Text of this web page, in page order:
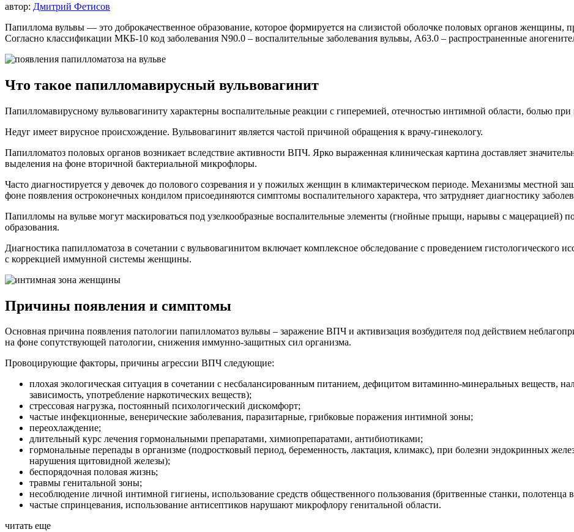
автор: Дмитрий Фетисов
Папиллома вульвы — это доброкачественное образование, которое формируется на слизистой оболочке половых органов женщины,
Согласно классификации МКБ-10 код заболевания N90.0 – воспалительные заболевания вульвы, А63.0 – распространенные
Что такое папилломавирусный вульвовагинит
Папилломавирусному вульвовагиниту характерны воспалительные реакции с гиперемией, отечностью интимной области, болью при
Недуг имеет вирусное происхождение. Вульвовагинит является частой причиной обращения к врачу-гинекологу.
Папилломатоз половых органов возникает вследствие активности ВПЧ. Ярко выраженная клиническая картина доставляет
выделения на фоне вторичной бактериальной микрофлоры.
Часто диагностируется у девочек до полового созревания и у пожилых женщин в климактерическом периоде. Механизмы местной
фоне появления остроконечных кондилом присоединяются симптомы воспалительного характера, что затрудняет диагностику
Папилломы на вульве могут маскироваться под узелкообразные воспалительные элементы (гнойные прыщи, нарывы с мацерацией)
образования.
Диагностика папилломатоза в сочетании с вульвовагинитом включает комплексное обследование с проведением гистологического
с коррекцией иммунной системы женщины.
Причины появления и симптомы
Основная причина появления патологии папилломатоз вульвы – заражение ВПЧ и активизация возбудителя под действием
на фоне сопутствующей патологии, снижения иммунно-защитных сил организма.
Провоцирующие факторы, причины агрессии ВПЧ следующие:
плохая экологическая ситуация в сочетании с несбалансированным питанием, дефицитом витаминно-минеральных веществ,
зависимость, употребление наркотических веществ);
стрессовая нагрузка, постоянный психологический дискомфорт;
частые инфекционные, венерические заболевания, паразитарные, грибковые поражения интимной зоны;
переохлаждение;
длительный курс лечения гормональными препаратами, химиопрепаратами, антибиотиками;
гормональные перепады в организме (подростковый период, беременность, лактация, климакс), при болезни эндокринных
нарушения щитовидной железы);
беспорядочная половая жизнь;
травмы генитальной зоны;
несоблюдение личной интимной гигиены, использование средств общественного пользования (бритвенные станки,
частые спринцевания, использование антисептиков нарушают микрофлору генитальной области.
читать еще